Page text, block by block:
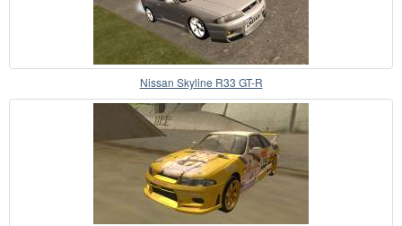
Nissan Skyline R33 GT-R